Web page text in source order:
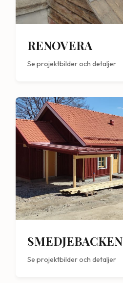
RENOVERA
Se projektbilder och detaljer
SMEDJEBACKEN
Se projektbilder och detaljer